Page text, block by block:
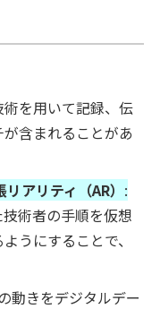
を用いて記録、伝
含まれることがあ
アリティ（AR） :
術者の手順を仮想
うにすることで、
動きをデジタルデー